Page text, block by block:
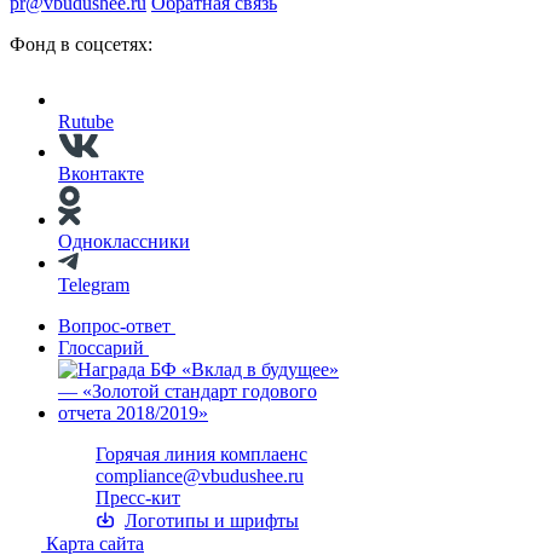
Фонд в соцсетях:
Rutube
Вконтакте
Одноклассники
Telegram
Вопрос-ответ
Глоссарий
Горячая линия комплаенс
compliance@vbudushee.ru
Пресс-кит
Логотипы и шрифты
Карта сайта